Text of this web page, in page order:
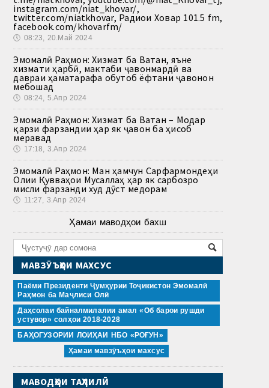
instagram.com/niat_khovar/,
twitter.com/niatkhovar, Радиои Ховар 101.5 fm,
facebook.com/khovarfm/
🕔 08:23, 20.Май 2024
Эмомалӣ Раҳмон: Хизмат ба Ватан, яъне
хизмати ҳарбӣ, мактаби ҷавонмардӣ ва
давраи ҳаматарафа обутоб ёфтани ҷавонон
мебошад
🕔 08:24, 5.Апр 2024
Эмомалӣ Раҳмон: Хизмат ба Ватан – Модар
қарзи фарзандии ҳар як ҷавон ба ҳисоб
меравад
🕔 17:18, 3.Апр 2024
Эмомалӣ Раҳмон: Ман ҳамчун Сарфармондеҳи
Олии Қувваҳои Мусаллаҳ ҳар як сарбозро
мисли фарзанди худ дӯст медорам
🕔 11:27, 3.Апр 2024
Ҳамаи маводҳои бахш
МАВЗӮЪҲОИ МАХСУС
Паёми Президенти Ҷумҳурии Тоҷикистон Эмомалӣ
Раҳмон ба Маҷлиси Олӣ
Даҳсолаи байналмилалии амал «Об барои рушди
устувор» солҳои 2018-2028
БАҲОГУЗОРИИ ЛОИҲАИ НБО «РОҒУН»
Ҳамаи мавзӯъҳои махсус
МАВОДҲОИ ТАҲЛИЛӢ